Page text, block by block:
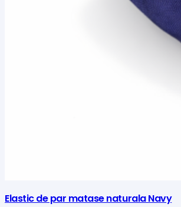
Elastic de par matase naturala Navy